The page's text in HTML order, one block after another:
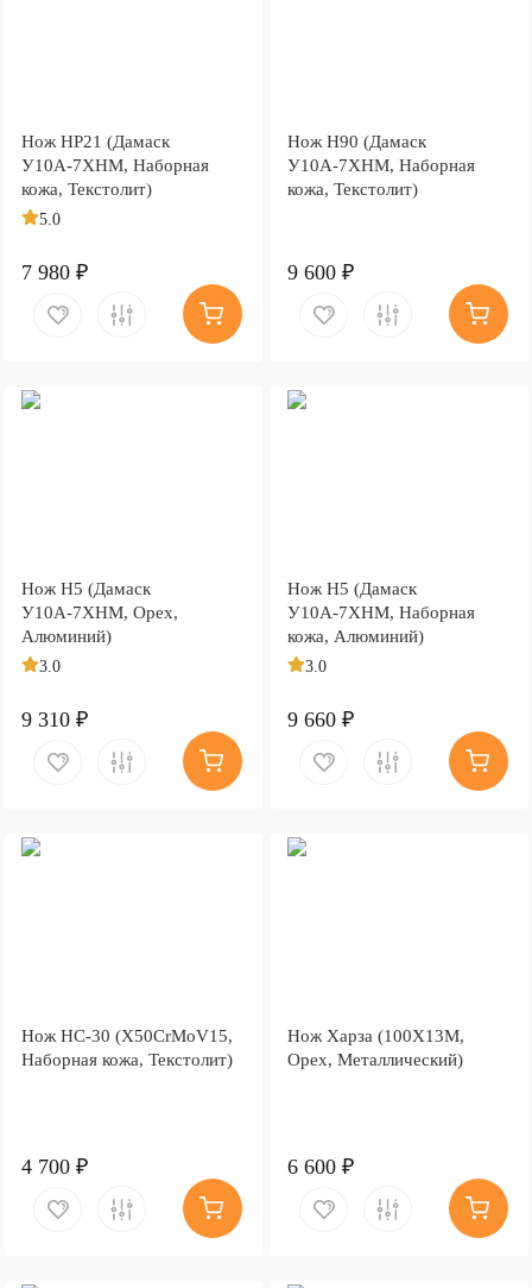
Нож НР21 (Дамаск
У10А-7ХНМ, Наборная
кожа, Текстолит)
5.0
7 980 ₽
Нож Н90 (Дамаск
У10А-7ХНМ, Наборная
кожа, Текстолит)
9 600 ₽
Нож Н5 (Дамаск
У10А-7ХНМ, Орех,
Алюминий)
3.0
9 310 ₽
Нож Н5 (Дамаск
У10А-7ХНМ, Наборная
кожа, Алюминий)
3.0
9 660 ₽
Нож НС-30 (X50CrMoV15,
Наборная кожа, Текстолит)
4 700 ₽
Нож Харза (100Х13М,
Орех, Металлический)
6 600 ₽